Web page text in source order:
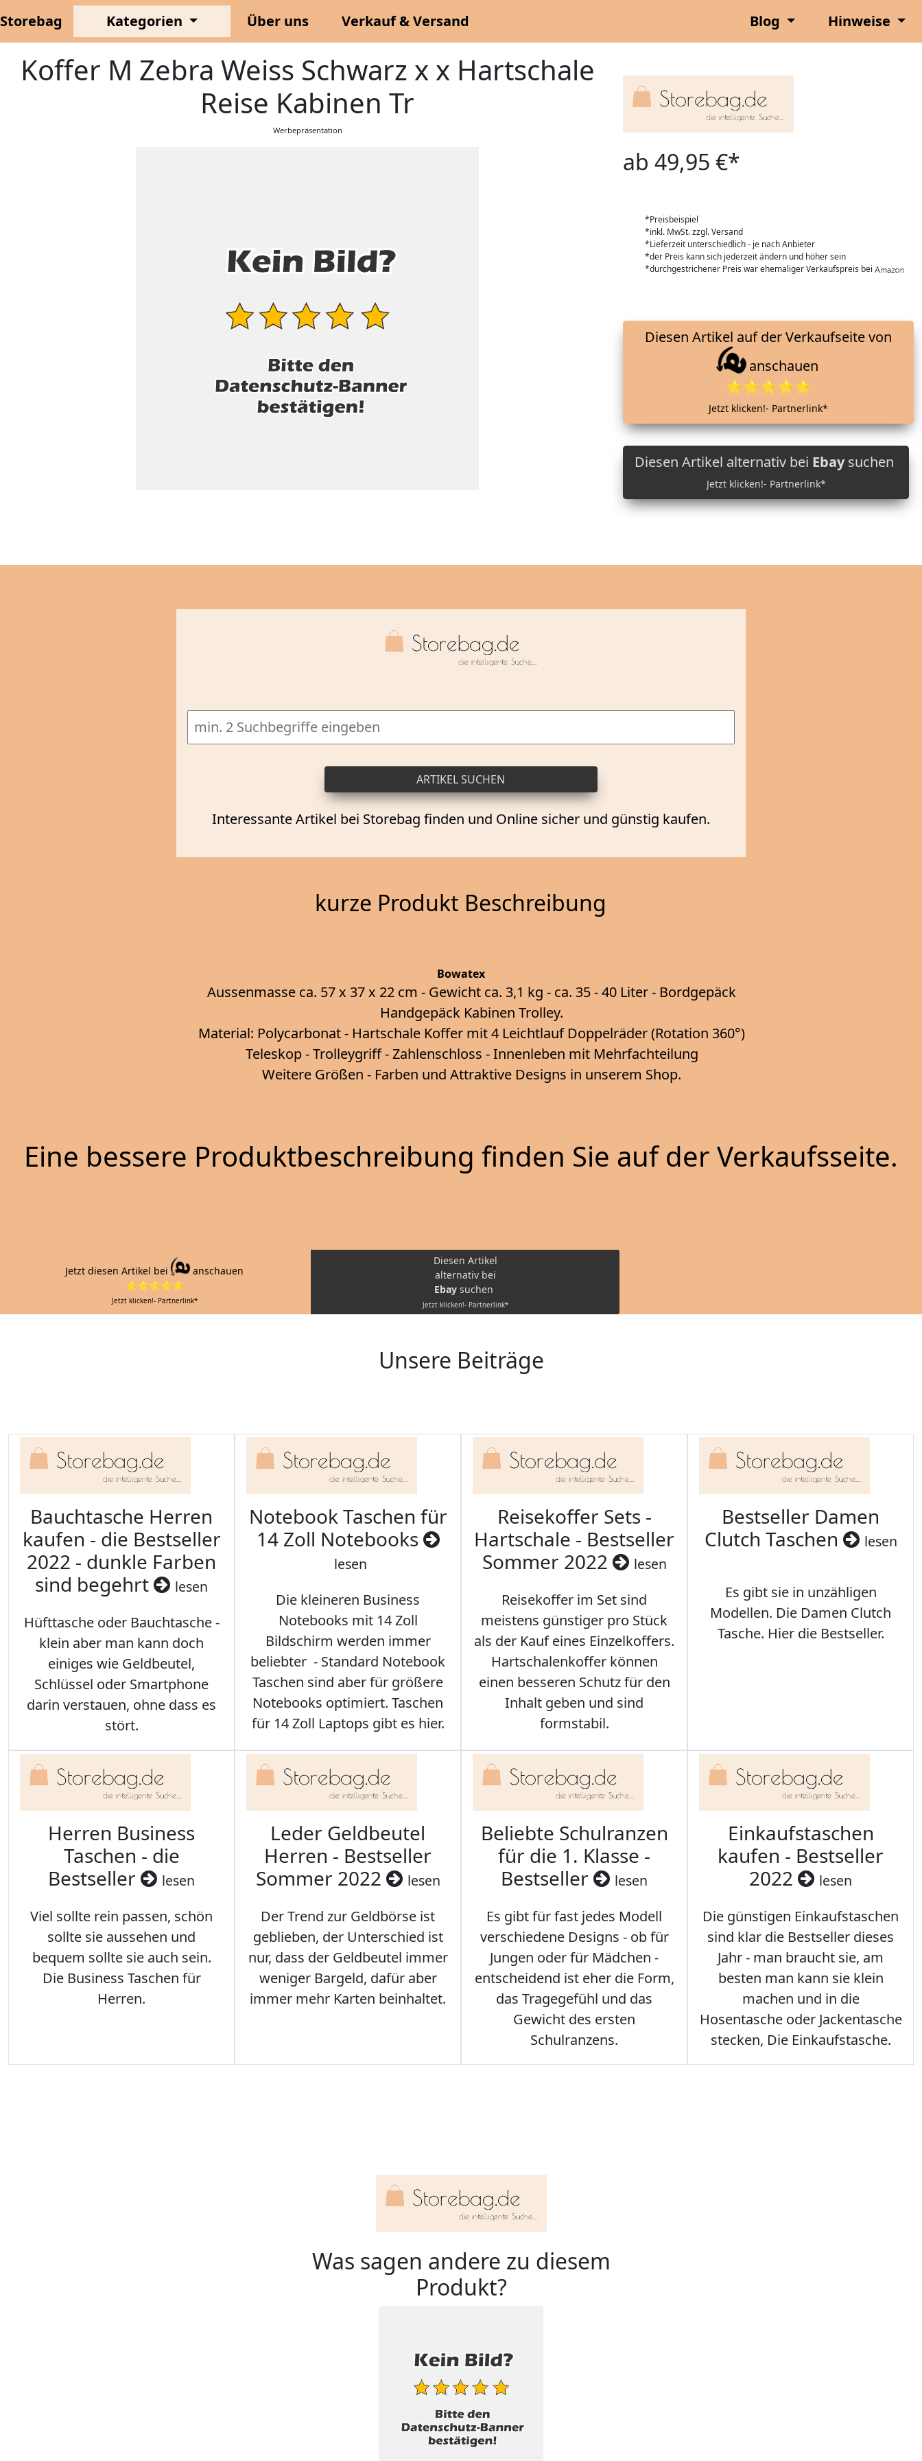
Storebag Kategorien Über uns Verkauf & Versand Blog Hinweise
Koffer M Zebra Weiss Schwarz x x Hartschale
Reise Kabinen Tr
Werbepräsentation
ab 49,95 €*
*Preisbeispiel
*inkl. MwSt. zzgl. Versand
*Lieferzeit unterschiedlich - je nach Anbieter
*der Preis kann sich jederzeit ändern und höher sein
*durchgestrichener Preis war ehemaliger Verkaufspreis bei
anschauen
⭐⭐⭐⭐⭐
Jetzt klicken!- Partnerlink*
Diesen Artikel alternativ bei Ebaysuchen
Jetzt klicken!- Partnerlink*
Interessante Artikel bei Storebag finden und Online sicher und günstig kaufen.
kurze Produkt Beschreibung
Bowatex
Aussenmasse ca. 57 x 37 x 22 cm - Gewicht ca. 3,1 kg - ca. 35 - 40 Liter - Bordgepäck
Handgepäck Kabinen Trolley.
Material: Polycarbonat - Hartschale Koffer mit 4 Leichtlauf Doppelräder (Rotation 360°)
Teleskop - Trolleygriff - Zahlenschloss - Innenleben mit Mehrfachteilung
Weitere Größen - Farben und Attraktive Designs in unserem Shop.
Eine bessere Produktbeschreibung finden Sie auf der Verkaufsseite.
Jetzt diesen Artikel bei
anschauen
⭐⭐⭐⭐⭐
Jetzt klicken!- Partnerlink*
Diesen Artikel
alternativ bei
Ebay suchen
Jetzt klicken!- Partnerlink*
Unsere Beiträge
Bauchtasche Herren
kaufen - die Bestseller
2022 - dunkle Farben
sind begehrt
lesen
Hüfttasche oder Bauchtasche -
klein aber man kann doch
einiges wie Geldbeutel,
Schlüssel oder Smartphone
darin verstauen, ohne dass es
stört.
Notebook Taschen für
14 Zoll Notebooks
lesen
Die kleineren Business
Notebooks mit 14 Zoll
Bildschirm werden immer
beliebter - Standard Notebook
Taschen sind aber für größere
Notebooks optimiert. Taschen
für 14 Zoll Laptops gibt es hier.
Reisekoffer Sets -
Hartschale - Bestseller
Sommer 2022
lesen
Reisekoffer im Set sind
meistens günstiger pro Stück
als der Kauf eines Einzelkoffers.
Hartschalenkoffer können
einen besseren Schutz für den
Inhalt geben und sind
formstabil.
Bestseller Damen
Clutch Taschen
lesen
Es gibt sie in unzähligen
Modellen. Die Damen Clutch
Tasche. Hier die Bestseller.
Herren Business
Taschen - die
Bestseller
lesen
Viel sollte rein passen, schön
sollte sie aussehen und
bequem sollte sie auch sein.
Die Business Taschen für
Herren.
Leder Geldbeutel
Herren - Bestseller
Sommer 2022
lesen
Der Trend zur Geldbörse ist
geblieben, der Unterschied ist
nur, dass der Geldbeutel immer
weniger Bargeld, dafür aber
immer mehr Karten beinhaltet.
Beliebte Schulranzen
für die 1. Klasse -
Bestseller
lesen
Es gibt für fast jedes Modell
verschiedene Designs - ob für
Jungen oder für Mädchen -
entscheidend ist eher die Form,
das Tragegefühl und das
Gewicht des ersten
Schulranzens.
Einkaufstaschen
kaufen - Bestseller
2022
lesen
Die günstigen Einkaufstaschen
sind klar die Bestseller dieses
Jahr - man braucht sie, am
besten man kann sie klein
machen und in die
Hosentasche oder Jackentasche
stecken, Die Einkaufstasche.
Was sagen andere zu diesem
Produkt?